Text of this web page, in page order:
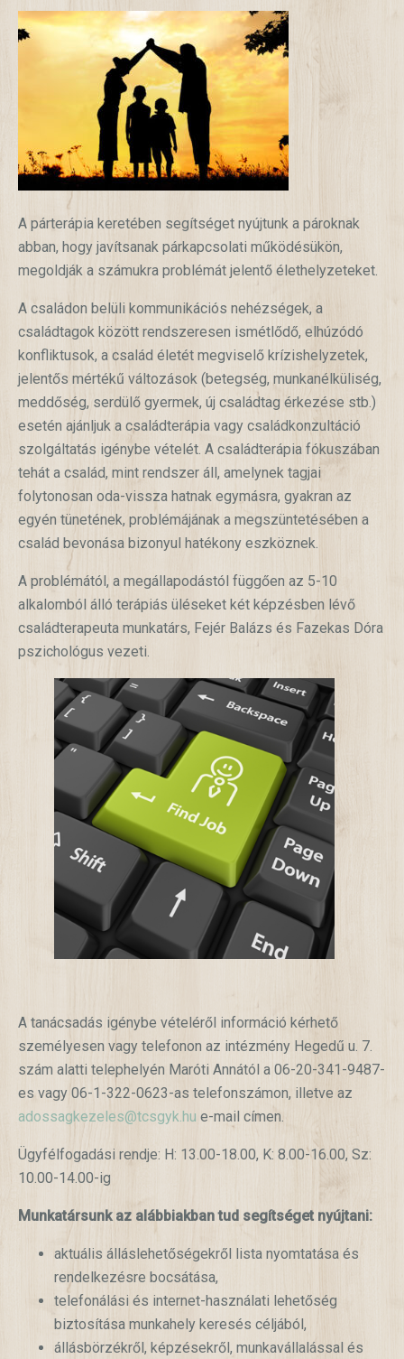
A párterápia keretében segítséget nyújtunk a pároknak
abban, hogy javítsanak párkapcsolati működésükön,
megoldják a számukra problémát jelentő élethelyzeteket.
A családon belüli kommunikációs nehézségek, a
családtagok között rendszeresen ismétlődő, elhúzódó
konfliktusok, a család életét megviselő krízishelyzetek,
jelentős mértékű változások (betegség, munkanélküliség,
meddőség, serdülő gyermek, új családtag érkezése stb.)
esetén ajánljuk a családterápia vagy családkonzultáció
szolgáltatás igénybe vételét. A családterápia fókuszában
tehát a család, mint rendszer áll, amelynek tagjai
folytonosan oda-vissza hatnak egymásra, gyakran az
egyén tünetének, problémájának a megszüntetésében a
család bevonása bizonyul hatékony eszköznek.
A problémától, a megállapodástól függően az 5-10
alkalomból álló terápiás üléseket két képzésben lévő
családterapeuta munkatárs, Fejér Balázs és Fazekas Dóra
pszichológus vezeti.
A tanácsadás igénybe vételéről információ kérhető
személyesen vagy telefonon az intézmény Hegedű u. 7.
szám alatti telephelyén Maróti Annától a 06-20-341-9487-
es vagy 06-1-322-0623-as telefonszámon, illetve az
adossagkezeles@tcsgyk.hu e-mail címen.
Ügyfélfogadási rendje: H: 13.00-18.00, K: 8.00-16.00, Sz:
10.00-14.00-ig
Munkatársunk az alábbiakban tud segítséget nyújtani:
aktuális álláslehetőségekről lista nyomtatása és
rendelkezésre bocsátása,
telefonálási és internet-használati lehetőség
biztosítása munkahely keresés céljából,
állásbörzékről, képzésekről, munkavállalással és